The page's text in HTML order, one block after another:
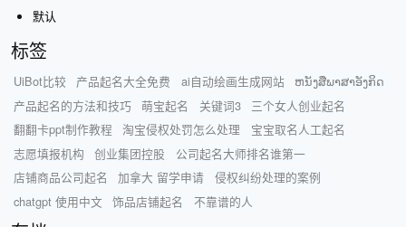
默认
标签
UiBot比较 产品起名大全免费 ai自动绘画生成网站
ຫນັງສືພາສາອັງກິດ
产品起名的方法和技巧
萌宝起名 关键词3
三个女人创业起名
翻翻卡ppt制作教程
淘宝侵权处罚怎么处理
宝宝取名人工起名
志愿填报机构
创业集团控股
公司起名大师排名谁第一
店铺商品公司起名
加拿大 留学申请
侵权纠纷处理的案例
chatgpt 使用中文
饰品店铺起名 不靠谱的人